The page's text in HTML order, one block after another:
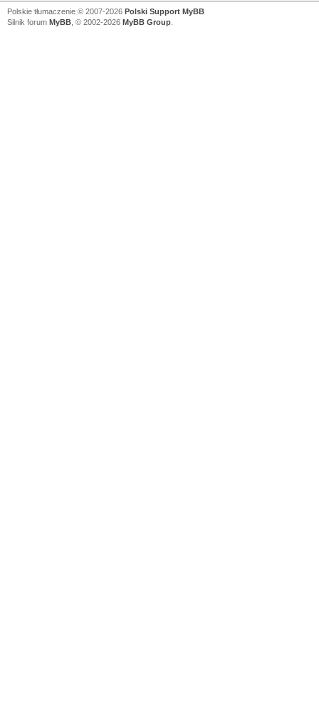
Polskie tłumaczenie © 2007-2026 Polski Support MyBB
Silnik forum MyBB , © 2002-2026 MyBB Group